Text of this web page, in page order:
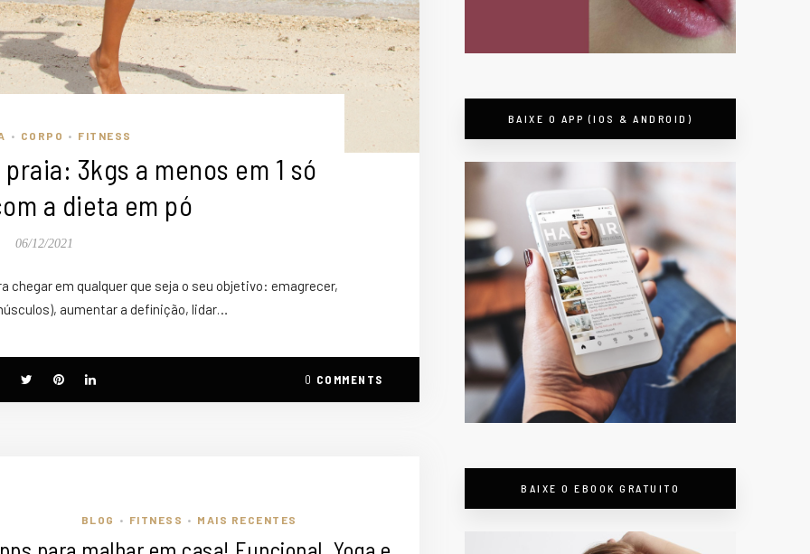
• CORPO • FITNESS
3kgs a menos em 1 só
a dieta em pó
06/12/2021
chegar em qualquer que seja o seu objetivo: emagrecer,
aumentar a definição, lidar…
0 COMMENTS
BLOG • FITNESS • MAIS RECENTES
BAIXE O APP (IOS & ANDROID)
BAIXE O EBOOK GRATUITO